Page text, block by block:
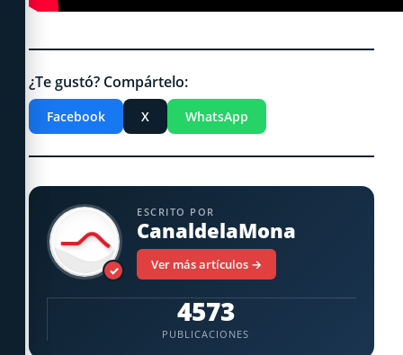
¿Te gustó? Compártelo:
Facebook X WhatsApp
✓
ESCRITO POR
CanaldelaMona
Ver más artículos →
4573
PUBLICACIONES